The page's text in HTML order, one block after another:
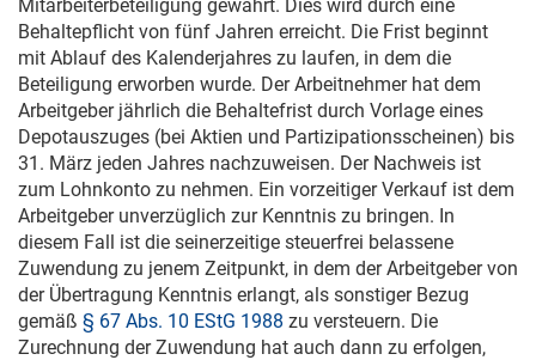
Mitarbeiterbeteiligung gewährt. Dies wird durch eine
Behaltepflicht von fünf Jahren erreicht. Die Frist beginnt
mit Ablauf des Kalenderjahres zu laufen, in dem die
Beteiligung erworben wurde. Der Arbeitnehmer hat dem
Arbeitgeber jährlich die Behaltefrist durch Vorlage eines
Depotauszuges (bei Aktien und Partizipationsscheinen) bis
31. März jeden Jahres nachzuweisen. Der Nachweis ist
zum Lohnkonto zu nehmen. Ein vorzeitiger Verkauf ist dem
Arbeitgeber unverzüglich zur Kenntnis zu bringen. In
diesem Fall ist die seinerzeitige steuerfrei belassene
Zuwendung zu jenem Zeitpunkt, in dem der Arbeitgeber von
der Übertragung Kenntnis erlangt, als sonstiger Bezug
gemäß § 67 Abs. 10 EStG 1988 zu versteuern. Die
Zurechnung der Zuwendung hat auch dann zu erfolgen,